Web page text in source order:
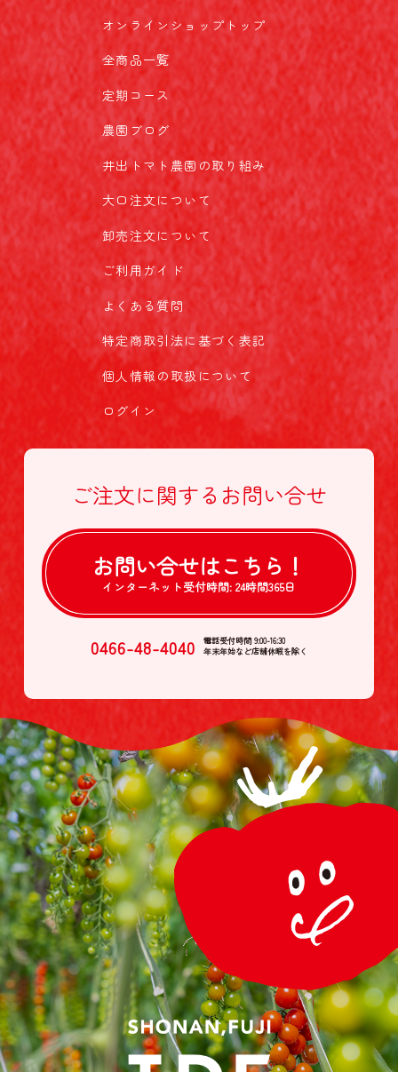
オンラインショップトップ
全商品一覧
定期コース
農園ブログ
井出トマト農園の取り組み
大口注文について
卸売注文について
ご利用ガイド
よくある質問
特定商取引法に基づく表記
個人情報の取扱について
ログイン
ご注文に関する お問い合せ
お問い合せはこちら！
インターネット受付時間: 24時間365日
0466-48-4040
電話受付時間 9:00-16:30
年末年始など店舗休暇を除く